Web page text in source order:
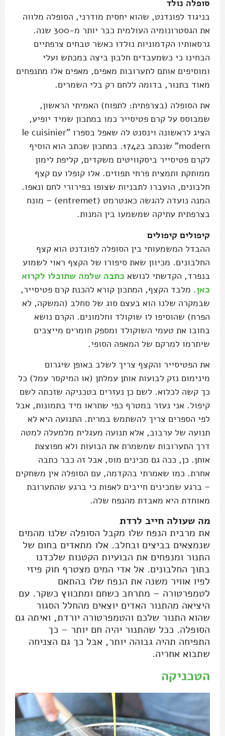
סופלה נולד
בניגוד לפונדנט, שהוא יחסית מודרני, הסופלה מלווה
את הגסטרונומיה העולמית כבר יותר מ-300 שנה.
גרסאותיו הקדמוניות נולדו כאשר טבחים צרפתיים
הבחינו כי כשמעבדים חלבון ביצה במכתש ועלי
ומוסיפים אותם לתערובות מאפים, מאפים אלו מתנפחים
מאוד בתנור, בדומה ללחם רק בלי השמרים.
את הסופלה (בצרפתית: לתפוח) האמיתי הראשון,
שמבוסס על קרם פטיסייר כמו במתכון שמיד יופיע,
הציג לראשונה וינסנט לה שאפל בספרו "le cuisinier
modern” שנכתב ב1742. במתכון שכתב הוא הוסיף
לקרם פטיסייר ביסקוויטים משקדים, קליפת לימון
ממותקת ותמצית פרחי תפוזים. אלו קופלו עם קצף
חלבונים, הועברו לתבניות שצופו בפירורי לחם ונאפו.
המנה נועדה להגשה כאנטרמט (entremet) – מונח
בצרפתית עתיקה שמשמעו בין המנות.
קיפולים קיפולים
ההבדל המשמעותי בין הסופלה לפונדנט הוא קצף
החלבונים. מכיוון שאת סיפורו של הקצף ראוי לשמוע
בנפרד, הקדשתי לנושא כתבה שלמה שתוכלו לקרוא
כאן. מלבד הקצף, המתכון קורא להכנת קרם פטיסייר,
שבמקרה שלנו הוא בעצם סוג של סחלב (המשקה, לא
הפרח) שהוסיפו לו שוקולד וחלמונים. הקרם נושא
בחובו את טעמי השוקולד ומספק חומרים מייצבים
שיתרמו למרקם של המאפה הסופי.
את הפטיסייר והקצף צריך לשלב באופן שיגרום
מינימום נזק לבועות אותן עמלתן (או המיקסר עמל) כל
כך קשה לכלוא. לשם כן נעזרים בטכניקה שזכתה לשם
קיפול. אני נעזר במטרף כפי שתראו מיד בתמונות, אבל
לפי הספרים צריך להשתמש במרית. התנועה היא לא
תנועה של ערבוב, אלא תנועה מעגלית מלמעלה למטה
דרך התערובות שמשמרת את הבועות ולא מפוצצת
אותן. כן, ככה גם מכינים מוס, אבל זה כבר כתבה
אחרת. כמו שאמרתי בהקדמה, עם הסופלה אין משחקים
– ברגע שמכינים חייבים לאפות כי ברגע שהתערובת
מאוחדת היא מאבדת מהנפח שלה.
מה שעולה חייב לרדת
את מרבית הנפח שלו מקבל הסופלה שלנו מהמים
שנמצאים בביצים ובחלב. אלו מתאדים בחום של
התנור ומנפחים את הבועיות הקטנות שלכדנו
בתוך החלבונים. אל אדי המים מצטרף חוק פיזי
לפיו אוויר משנה את הנפח שלו בהתאם
לטמפרטורה – מתרחב כשחם ומתכווץ כשקר. עם
היציאה מהתנור האדים יוצאים מהחלל הסגור
שהוא התנור שלכם והטמפרטורה יורדת, ואיתה גם
הסופלה. ככל שהתנור יהיה חם יותר – כך
התפיחה תהיה גבוהה יותר, אבל כך גם הצניחה
שתבוא אחריה.
הטכניקה